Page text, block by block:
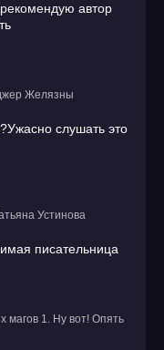
автор
Желязны
слушать это
Устинова
писательница
магов 1. Ну вот! Опять